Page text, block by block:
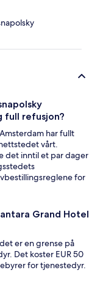
full refusjon?
har fullt
vårt.
det inntil et par dager
for
Grand Hotel
er en grense på
Det koster EUR 50
for tjenestedyr.